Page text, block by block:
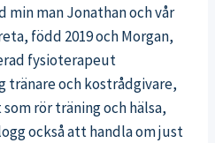
min man Jonathan och vår
född 2019 och Morgan,
fysioterapeut
tränare och kostrådgivare,
rör träning och hälsa,
också att handla om just